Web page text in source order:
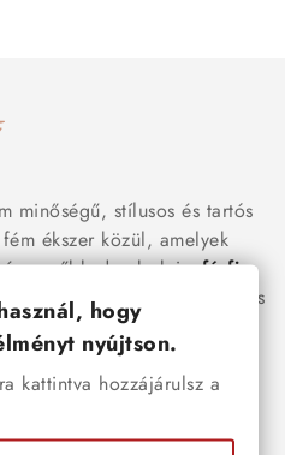
minőségű, stílusos és tartós
ékszer közül, amelyek
darabok is:férfi
karikagyűrűk
és
Webáruházunkban a
időtálló ékszerek közül
mindennapi
hogy
nyújtson.
kattintva hozzájárulsz a